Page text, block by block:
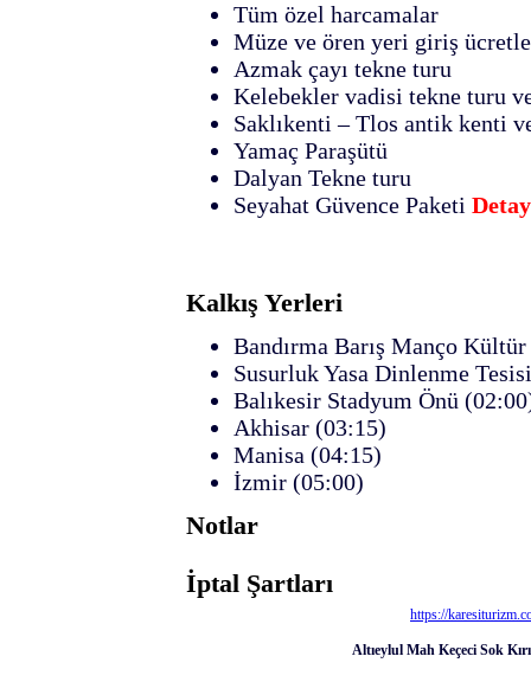
Tüm özel harcamalar
Müze ve ören yeri giriş
Azmak çayı
Kelebekler vadisi tekne turu
Saklıkenti – Tlos antik kenti
Yamaç Paraşütü
Dalyan Tekne turu
Seyahat Güvence Paketi
Kalkış Yerleri
Bandırma Barış Manço
Susurluk Yasa Dinlenme
Balıkesir Stadyum Önü
Akhisar (03:15)
Manisa (04:15)
İzmir (05:00)
Notlar
İptal Şartları
https://
Altıeylul Mah Keçeci Sok